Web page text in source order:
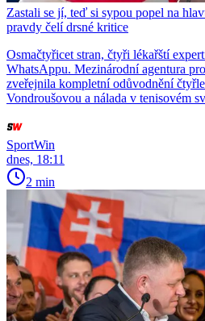
Zastali se jí, teď si sypou popel na
pravdy čelí drsné kritice
Osmačtyřicet stran, čtyři lékařští
WhatsAppu. Mezinárodní agentura
zveřejnila kompletní odůvodnění
Vondroušovou a nálada v tenisovém
SportWin
dnes, 18:11
2 min